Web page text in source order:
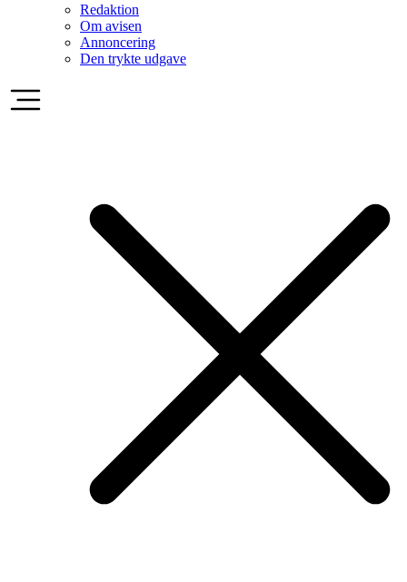
Redaktion
Om avisen
Annoncering
Den trykte udgave